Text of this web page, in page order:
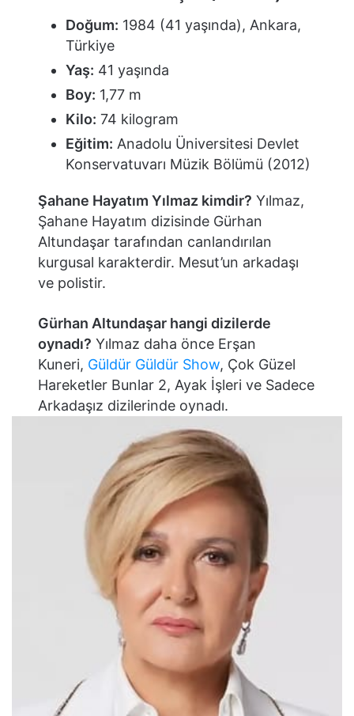
Doğum: 1984 (41 yaşında), Ankara,
Türkiye
Yaş: 41 yaşında
Boy: 1,77 m
Kilo: 74 kilogram
Eğitim: Anadolu Üniversitesi Devlet
Konservatuvarı Müzik Bölümü (2012)
Şahane Hayatım Yılmaz kimdir? Yılmaz,
Şahane Hayatım dizisinde Gürhan
Altundaşar tarafından canlandırılan
kurgusal karakterdir. Mesut’un arkadaşı
ve polistir.
Gürhan Altundaşar hangi dizilerde
oynadı? Yılmaz daha önce Erşan
Kuneri, Güldür Güldür Show, Çok Güzel
Hareketler Bunlar 2, Ayak İşleri ve Sadece
Arkadaşız dizilerinde oynadı.